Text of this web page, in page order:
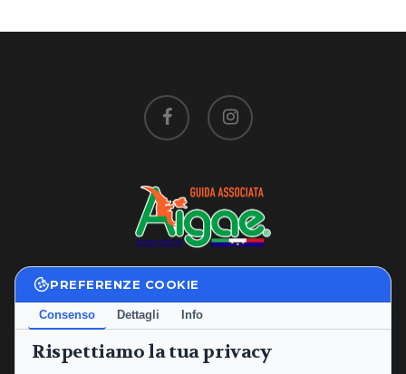
PREFERENZE COOKIE
Consenso Dettagli Info
Rispettiamo la tua privacy
facebook instagram
Privacy Policy|Cookie Policy
Termini e Condizioni
P.IVA: 02234760565